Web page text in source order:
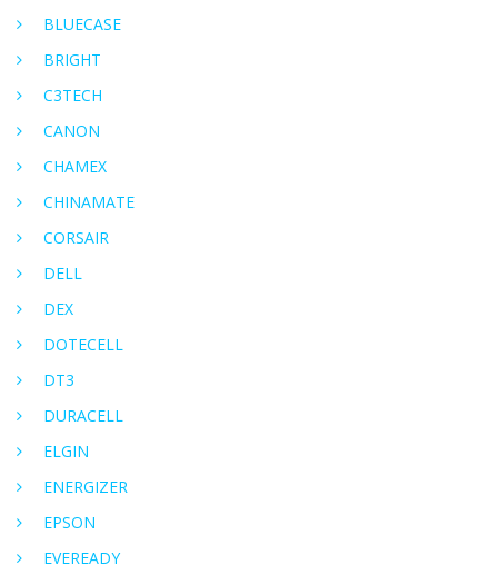
BLUECASE
BRIGHT
C3TECH
CANON
CHAMEX
CHINAMATE
CORSAIR
DELL
DEX
DOTECELL
DT3
DURACELL
ELGIN
ENERGIZER
EPSON
EVEREADY